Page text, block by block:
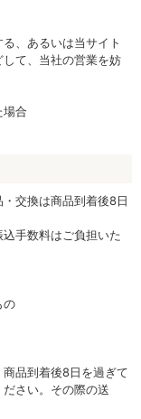
、あるいは当サイト
て、当社の営業を妨
場合
交換は商品到着後8日
手数料はご負担いた
の
品到着後8日を過ぎて
さい。その際の送